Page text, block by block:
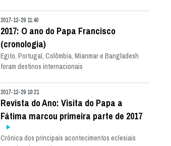
2017-12-29 11:40
2017: O ano do Papa Francisco
(cronologia)
Egito, Portugal, Colômbia, Mianmar e Bangladesh
foram destinos internacionais
2017-12-29 10:21
Revista do Ano: Visita do Papa a
Fátima marcou primeira parte de 2017
Crónica dos principais acontecimentos eclesiais